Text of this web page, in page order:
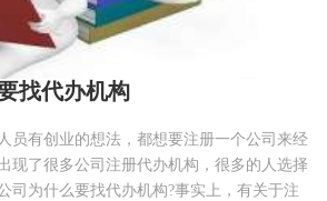
找代办机构
员有创业的想法，都想要注册一个公司来经
现了很多公司注册代办机构，很多的人选择
司为什么要找代办机构?事实上，有关于注